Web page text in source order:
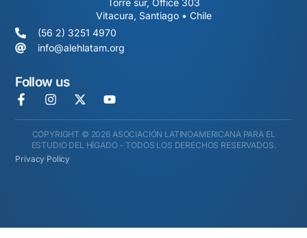
Vitacura, Santiago • Chile
(56 2) 3251 4970
info@alehlatam.org
Follow us
COPYRIGHT © 2026 ASOCIACIÓN LATINOAMERICANA PARA EL
ESTUDIO DEL HÍGADO - TODOS LOS DERECHOS RESERVADOS.
Privacy Policy